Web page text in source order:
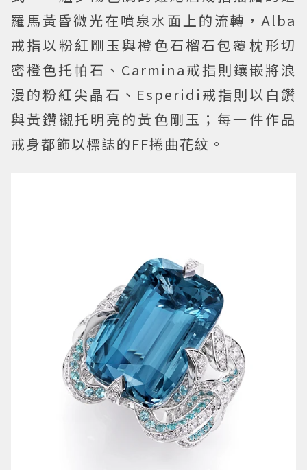
羅馬黃昏微光在噴泉水面上的流轉，Alba
戒指以粉紅剛玉與橙色石榴石包覆枕形切
密橙色托帕石、Carmina戒指則鑲嵌將浪
漫的粉紅尖晶石、Esperidi戒指則以白鑽
與黃鑽襯托明亮的黃色剛玉；每一件作品
戒身都飾以標誌的FF捲曲花紋。